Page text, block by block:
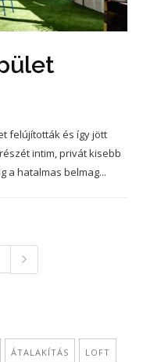
felújították és így jött
intim, privát kisebb
a hatalmas belmag...
ÁTALAKÍTÁS LOFT